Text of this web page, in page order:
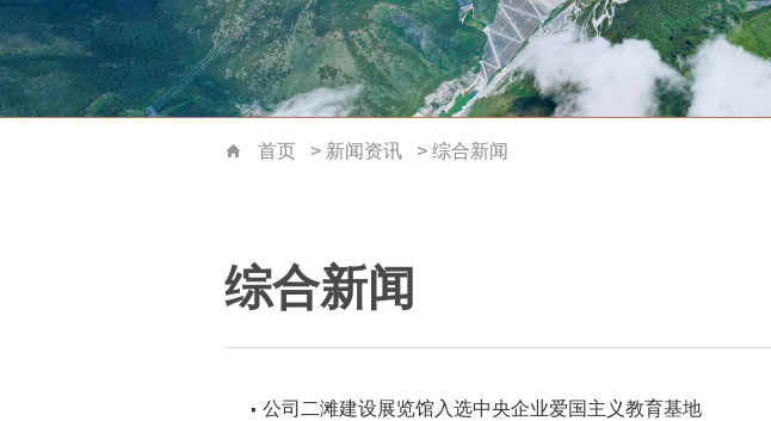
首页 > 新闻资讯 > 综合新闻
综合新闻
公司二滩建设展览馆入选中央企业爱国主义教育基地